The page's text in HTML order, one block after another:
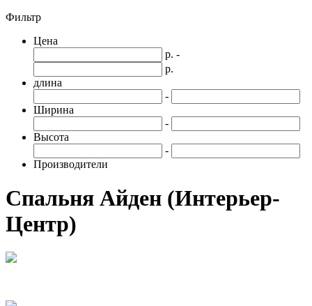
Фильтр
Цена
р. -
р.
длина
-
Ширина
-
Высота
-
Производители
Спальня Айден (Интерьер-
Центр)